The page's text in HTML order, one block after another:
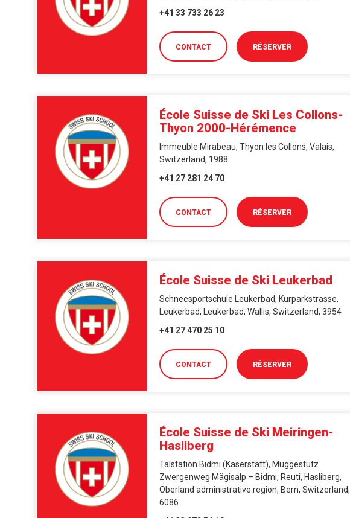
+41 33 733 26 23
CONTACT RÉSERVER
École Suisse de Ski Les Collons-
Thyon 2000-Hérémence
Immeuble Mirabeau, Thyon les Collons, Valais,
Switzerland, 1988
+41 27 281 24 70
CONTACT RÉSERVER
École Suisse de Ski Leukerbad
Schneesportschule Leukerbad, Kurparkstrasse,
Leukerbad, Leukerbad, Wallis, Switzerland, 3954
+41 27 470 25 10
CONTACT RÉSERVER
École Suisse de Ski Meiringen-
Hasliberg
Talstation Bidmi (Käserstatt), Muggestutz
Zwergenweg Mägisalp – Bidmi, Reuti, Hasliberg,
Oberland administrative region, Bern, Switzerland,
6086